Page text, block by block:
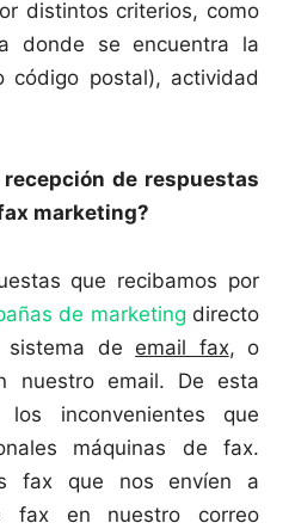
distintos criterios, como
donde se encuentra la
código postal), actividad
de respuestas
marketing?
que recibamos por
de marketing directo
sistema de email fax, o
nuestro email. De esta
los inconvenientes que
máquinas de fax.
fax que nos envíen a
fax en nuestro correo